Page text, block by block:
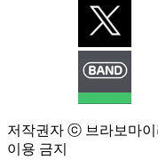
저작권자 ⓒ 브라보마
이용 금지